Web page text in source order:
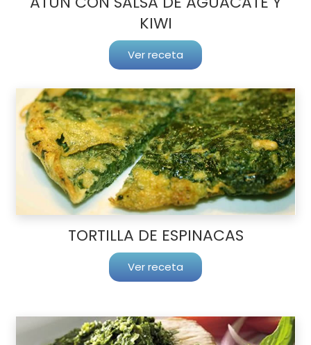
KIWI
Ver receta
TORTILLA DE ESPINACAS
Ver receta